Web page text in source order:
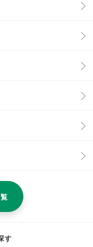
す